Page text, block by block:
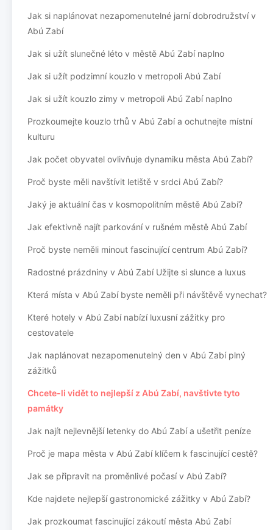
Jak si naplánovat nezapomenutelné jarní dobrodružství v
Abú Zabí
Jak si užít slunečné léto v městě Abú Zabí naplno
Jak si užít podzimní kouzlo v metropoli Abú Zabí
Jak si užít kouzlo zimy v metropoli Abú Zabí naplno
Prozkoumejte kouzlo trhů v Abú Zabí a ochutnejte místní
kulturu
Jak počet obyvatel ovlivňuje dynamiku města Abú Zabí?
Proč byste měli navštívit letiště v srdci Abú Zabí?
Jaký je aktuální čas v kosmopolitním městě Abú Zabí?
Jak efektivně najít parkování v rušném městě Abú Zabí
Proč byste neměli minout fascinující centrum Abú Zabí?
Radostné prázdniny v Abú Zabí Užijte si slunce a luxus
Která místa v Abú Zabí byste neměli při návštěvě vynechat?
Které hotely v Abú Zabí nabízí luxusní zážitky pro
cestovatele
Jak naplánovat nezapomenutelný den v Abú Zabí plný
zážitků
Chcete-li vidět to nejlepší z Abú Zabí, navštivte tyto
památky
Jak najít nejlevnější letenky do Abú Zabí a ušetřit peníze
Proč je mapa města v Abú Zabí klíčem k fascinující cestě?
Jak se připravit na proměnlivé počasí v Abú Zabí?
Kde najdete nejlepší gastronomické zážitky v Abú Zabí?
Jak prozkoumat fascinující zákoutí města Abú Zabí